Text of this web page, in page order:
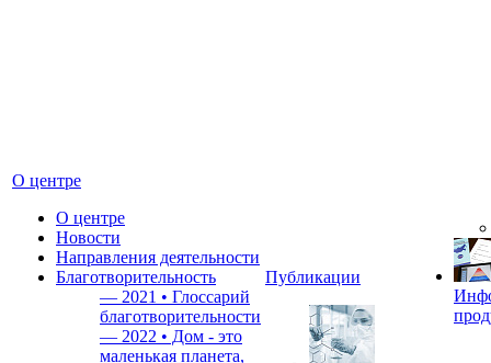
О центре
О центре
Новости
Направления деятельности
Благотворительность
— 2021 • Глоссарий
благотворительности
— 2022 • Дом - это
маленькая планета,
Публикации